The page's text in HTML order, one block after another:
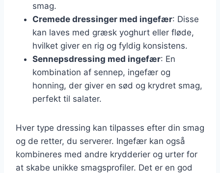
smag.
Cremede dressinger med ingefær: Disse
kan laves med græsk yoghurt eller fløde,
hvilket giver en rig og fyldig konsistens.
Sennepsdressing med ingefær: En
kombination af sennep, ingefær og
honning, der giver en sød og krydret smag,
perfekt til salater.
Hver type dressing kan tilpasses efter din smag
og de retter, du serverer. Ingefær kan også
kombineres med andre krydderier og urter for
at skabe unikke smagsprofiler. Det er en god